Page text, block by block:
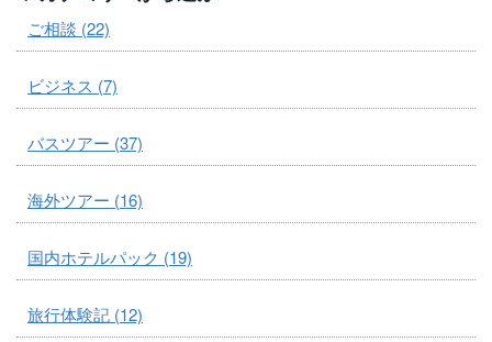
ご相談 (22)
ビジネス (7)
バスツアー (37)
海外ツアー (16)
国内ホテルパック (19)
旅行体験記 (12)